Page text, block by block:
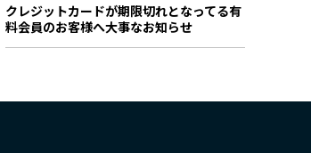
クレジットカードが期限切れとなってる有
料会員のお客様へ大事なお知らせ